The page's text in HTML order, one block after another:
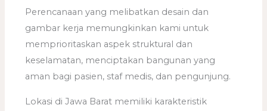
Perencanaan yang melibatkan desain dan
gambar kerja memungkinkan kami untuk
memprioritaskan aspek struktural dan
keselamatan, menciptakan bangunan yang
aman bagi pasien, staf medis, dan pengunjung.
Lokasi di Jawa Barat memiliki karakteristik